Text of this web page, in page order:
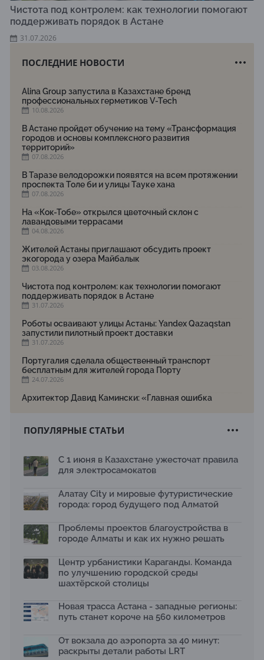
Чистота под контролем: как технологии помогают
поддерживать порядок в Астане
31.07.2026
ПОСЛЕДНИЕ НОВОСТИ
Alina Group запустила в Казахстане бренд
профессиональных герметиков V-Tech
10.08.2026
В Астане пройдет обучение на тему «Трансформация
городов и основы комплексного развития
территорий»
07.08.2026
В Таразе велодорожки появятся на всем протяжении
проспекта Толе би и улицы Тауке хана
07.08.2026
На «Кок-Тобе» открылся цветочный склон с
лавандовыми террасами
04.08.2026
Жителей Астаны приглашают обсудить проект
экогорода у озера Майбалык
03.08.2026
Чистота под контролем: как технологии помогают
поддерживать порядок в Астане
31.07.2026
Роботы осваивают улицы Астаны: Yandex Qazaqstan
запустили пилотный проект доставки
31.07.2026
Португалия сделала общественный транспорт
бесплатным для жителей города Порту
24.07.2026
Архитектор Давид Камински: «Главная ошибка
Союз строителей Казахстана проведет праздничное
Новый Строительный кодекс: что изменилось для
Бауыржана Байбахтиева
17.07.2026
рободоставки в Астане
15.07.2026
2026 принимает заявки до 31 июля
13.07.2026
темой новой выставки в «Целинном»
13.07.2026
Қазақстан»: воспитанники подарили вторую жизнь
отходам
08.07.2026
ПОПУЛЯРНЫЕ СТАТЬИ
С 1 июня в Казахстане ужесточат правила
для электросамокатов
Алатау City и мировые футуристические
города: город будущего под Алматой
Проблемы проектов благоустройства в
городе Алматы и как их нужно решать
Центр урбанистики Караганды. Команда
по улучшению городской среды
шахтёрской столицы
Новая трасса Астана - западные регионы:
путь станет короче на 560 километров
От вокзала до аэропорта за 40 минут:
раскрыты детали работы LRT